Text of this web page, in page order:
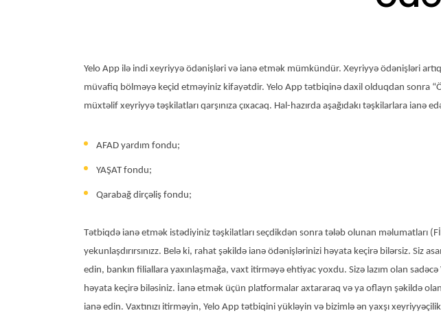
Yelo App ilə indi xeyriyyə ödənişləri və ianə etmək mümkündür. Xeyriyyə ödənişləri
müvafiq bölməyə keçid etməyiniz kifayətdir. Yelo App tətbiqinə daxil olduqdan sonra
müxtəlif xeyriyyə təşkilatları qarşınıza çıxacaq. Hal-hazırda aşağıdakı təşkilarlara ianə
AFAD yardım fondu;
YAŞAT fondu;
Qarabağ dirçəliş fondu;
Tətbiqdə ianə etmək istədiyiniz təşkilatları seçdikdən sonra tələb olunan məlumatları
yekunlaşdırırsınızz. Belə ki, rahat şəkildə ianə ödənişlərinizi həyata keçirə bilərsiz. Siz
edin, bankın filiallara yaxınlaşmağa, vaxt itirməyə ehtiyac yoxdu. Sizə lazım olan
həyata keçirə biləsiniz. İanə etmək üçün platformalar axtararaq və ya oflayn şəkildə
ianə edin. Vaxtınızı itirməyin, Yelo App tətbiqini yükləyin və bizimlə ən yaxşı